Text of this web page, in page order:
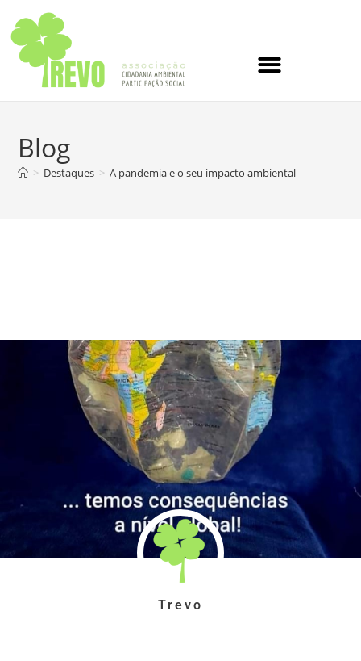
Blog
> Destaques > A pandemia e o seu impacto ambiental
Trevo